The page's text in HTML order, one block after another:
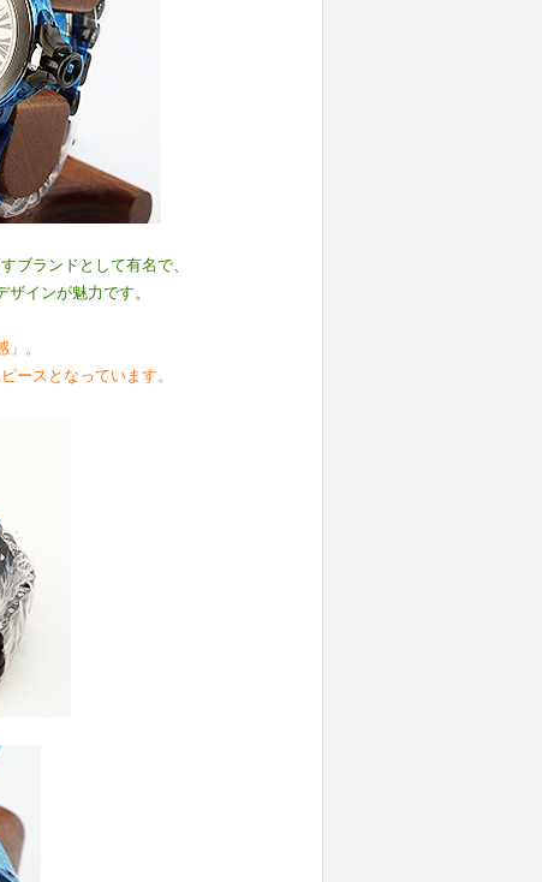
ブランドとして有名で、
インが魅力です。
。
ースとなっています。